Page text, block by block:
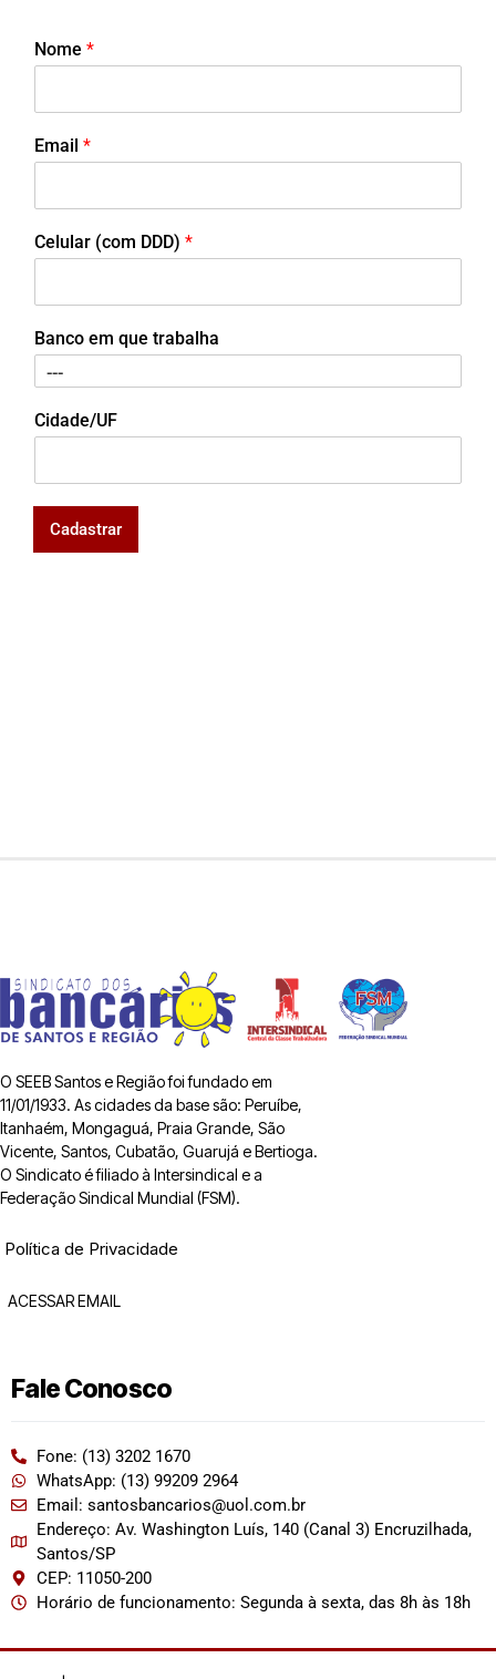
Nome *
Email *
Celular (com DDD) *
Banco em que trabalha
Cidade/UF
Cadastrar
O SEEB Santos e Região foi fundado em
11/01/1933. As cidades da base são: Peruíbe,
Itanhaém, Mongaguá, Praia Grande, São
Vicente, Santos, Cubatão, Guarujá e Bertioga.
O Sindicato é filiado à Intersindical e a
Federação Sindical Mundial (FSM).
Política de Privacidade
ACESSAR EMAIL
Fale Conosco
Fone: (13) 3202 1670
WhatsApp: (13) 99209 2964
Email: santosbancarios@uol.com.br
Endereço: Av. Washington Luís, 140 (Canal 3) Encruzilhada,
Santos/SP
CEP: 11050-200
Horário de funcionamento: Segunda à sexta, das 8h às 18h